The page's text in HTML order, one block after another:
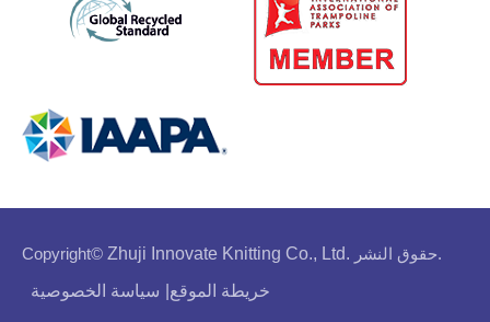
Copyright© Zhuji Innovate Knitting Co., Ltd.
حقوق النشر.
خريطة الموقع
سياسة الخصوصية